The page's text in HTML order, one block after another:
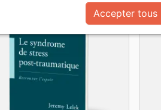
Accepter tous